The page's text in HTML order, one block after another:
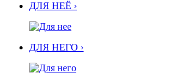
ДЛЯ НЕЁ ›
ДЛЯ НЕГО ›